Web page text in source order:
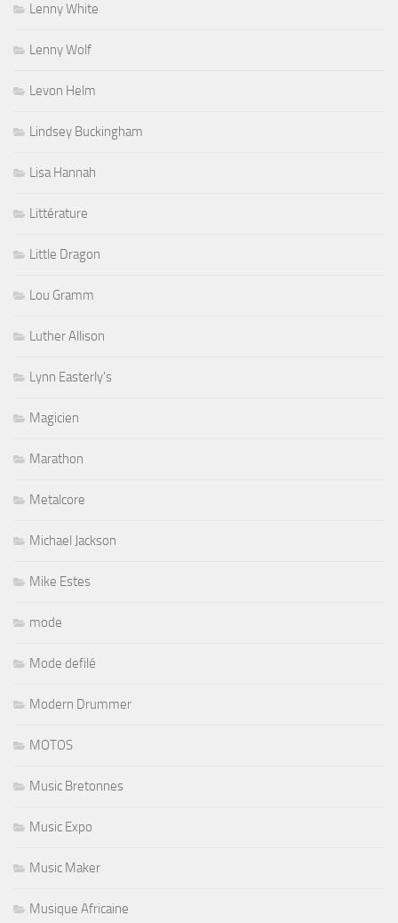
Lenny White
Lenny Wolf
Levon Helm
Lindsey Buckingham
Lisa Hannah
Littérature
Little Dragon
Lou Gramm
Luther Allison
Lynn Easterly's
Magicien
Marathon
Metalcore
Michael Jackson
Mike Estes
mode
Mode defilé
Modern Drummer
MOTOS
Music Bretonnes
Music Expo
Music Maker
Musique Africaine